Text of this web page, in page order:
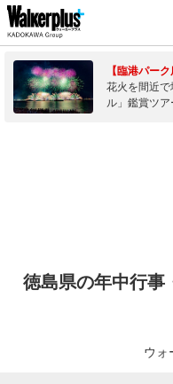
【臨港パー
花火を間近
ル」鑑賞ツ
徳島県の年中行事
ウォ